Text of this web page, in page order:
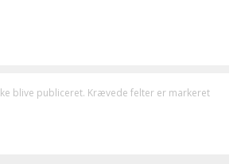
blive publiceret. Krævede felter er markeret